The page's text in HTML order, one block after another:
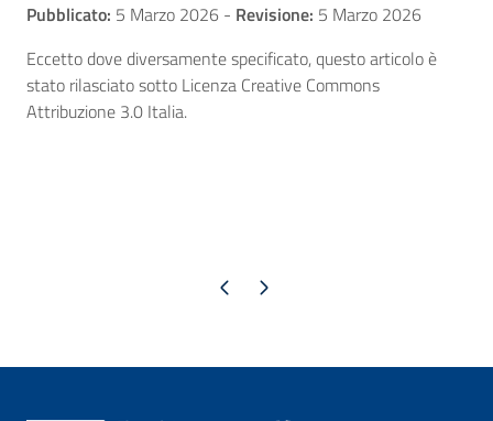
Pubblicato: 5 Marzo 2026 - Revisione: 5 Marzo 2026
Eccetto dove diversamente specificato, questo articolo è
stato rilasciato sotto Licenza Creative Commons
Attribuzione 3.0 Italia.
Pagina precedente
Pagina successiva